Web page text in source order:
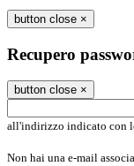
button close ×
Recupero
button close ×
all'indirizzo indicato con
Non hai una e-mail